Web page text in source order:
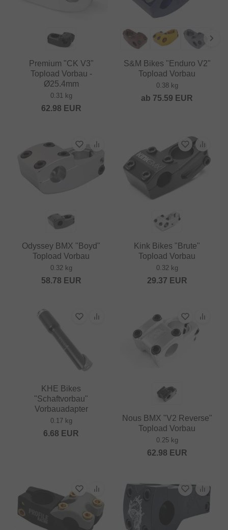
Premium "CK V3"
Topload Vorbau -
Ø25.4mm
0.31 kg
62.98 EUR
S&M Bikes "Enduro V2"
Topload Vorbau
0.38 kg
ab 75.59 EUR
Odyssey BMX "Boyd"
Topload Vorbau
0.32 kg
58.78 EUR
Kink Bikes "Brute"
Topload Vorbau
0.32 kg
29.37 EUR
KHE Bikes
"Schaftvorbau"
Vorbauadapter
0.17 kg
6.68 EUR
Nous BMX "V2 Reverse"
Topload Vorbau
0.25 kg
62.98 EUR